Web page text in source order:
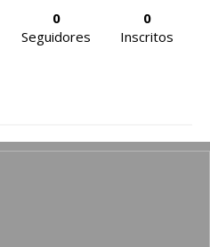
0
Seguidores
0
Inscritos